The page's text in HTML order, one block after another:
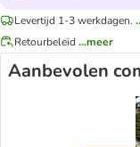
Levertijd 1-3 werkdagen.
Retourbeleid ...meer
Aanbevolen